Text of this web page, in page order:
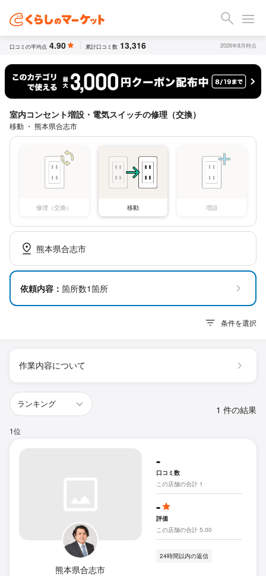
口コミの平均点 4.90 累計口コミ数 13,316 2026年8月時点
室内コンセント増設・電気スイッチの修理（交換）
移動 ・ 熊本県合志市
修理（交換） 移動 増設
熊本県合志市
依頼内容： 箇所数1箇所
条件を選択
作業内容について
1 件の結果
1位
熊本県合志市
-
口コミ数
この店舗の合計 1
-
評価
この店舗の合計 5.00
24時間以内の返信